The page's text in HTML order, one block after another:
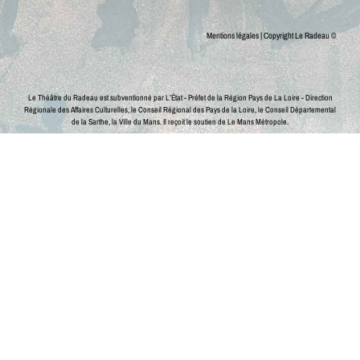
Mentions légales| Copyright Le Radeau ©
Le Théâtre du Radeau est subventionné par L’État - Préfet de la Région Pays de La Loire - Direction
Régionale des Affaires Culturelles, le Conseil Régional des Pays de la Loire, le Conseil Départemental
de la Sarthe, la Ville du Mans.Il reçoit le soutien de Le Mans Métropole.